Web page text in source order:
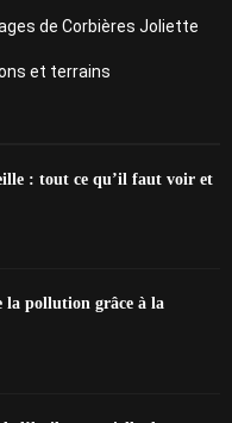
de Corbières Joliette
et terrains
: tout ce qu’il faut voir et
pollution grâce à la